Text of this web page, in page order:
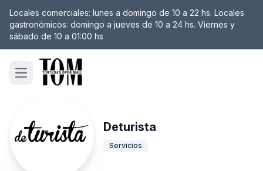
Locales comerciales: lunes a domingo de 10 a 22 hs. Locales
gastronómicos: domingo a jueves de 10 a 24 hs. Viernes y
sábado de 10 a 01:00 hs
Open main menu
Deturista
Servicios